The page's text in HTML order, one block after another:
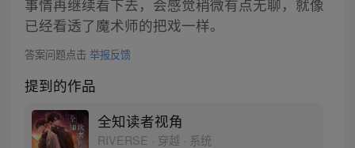
事情再继续看下去，会感觉稍微有点无聊，就像
已经看透了魔术师的把戏一样。
答案问题点击 举报反馈
提到的作品
全知读者视角
RIVERSE · 穿越 · 系统